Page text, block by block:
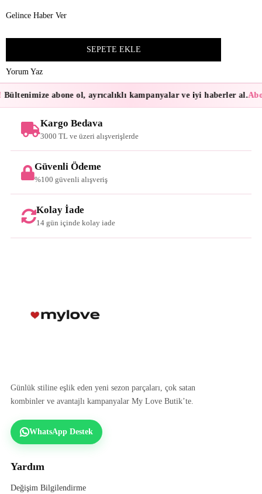
Gelince Haber Ver
Yorum Yaz
abone ol, ayrıcalıklı kampanyalar ve iyi haberler al.
Kargo Bedava
3000 TL ve üzeri alışverişlerde
Güvenli Ödeme
%100 güvenli alışveriş
Kolay İade
14 gün içinde kolay iade
Günlük stiline eşlik eden yeni sezon parçaları, çok satan
kombinler ve avantajlı kampanyalar My Love Butik’te.
WhatsApp Destek
Yardım
Değişim Bilgilendirme